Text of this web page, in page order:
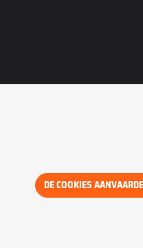
DE COOKIES